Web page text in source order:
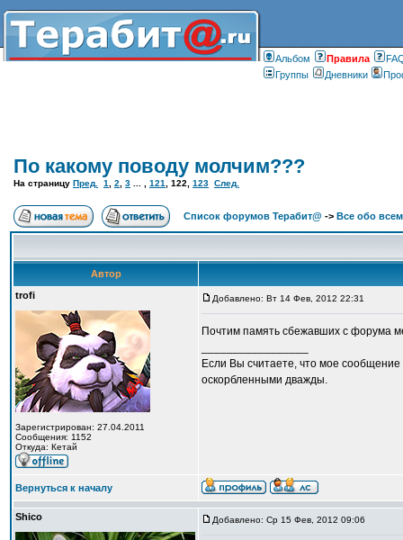
Альбом Правилa
Группы
Дневники
По какому поводу молчим???
На страницу Пред. 1 2 3 121 122 123 След.
Список форумов Терабит@ -> Все обо всем
Автор
trofi
Зарегистрирован: 27.04.2011
Сообщения: 1152
Откуда: Кетай
Добавлено: Вт 14 Фев, 2012 22:31
Почтим память сбежавших с форума
Если Вы считаете, что мое сообщение
оскорбленными дважды.
Вернуться к началу
Shico Добавлено: Ср 15 Фев, 2012 09:06